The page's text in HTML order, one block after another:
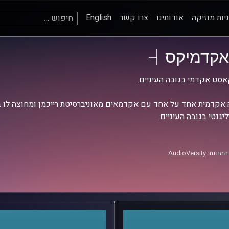
מוזיקה אודותינו צרו קשר English חיפוש:
אקדמיקס
אקדמי בגובה העיניים.
אקדמית אחד על אחד עם אקדמאים מאוניברסיטת רייכמן ומחוצה לו
בגובה העיניים.
AudioVersity